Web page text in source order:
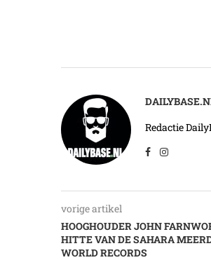
Redactie
vorige artikel
HOOGHOUDER JOHN
HITTE VAN DE SAHARA
WORLD RECORDS